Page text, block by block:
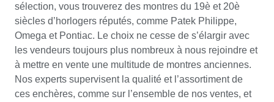
sélection, vous trouverez des montres du 19è et 20è
siècles d’horlogers réputés, comme Patek Philippe,
Omega et Pontiac. Le choix ne cesse de s’élargir avec
les vendeurs toujours plus nombreux à nous rejoindre et
à mettre en vente une multitude de montres anciennes.
Nos experts supervisent la qualité et l’assortiment de
ces enchères, comme sur l’ensemble de nos ventes, et